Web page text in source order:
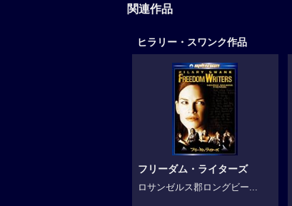
関連作品
ヒラリー・スワンク作品
フリーダム・ライターズ
ロサンゼルス郡ロングビー...